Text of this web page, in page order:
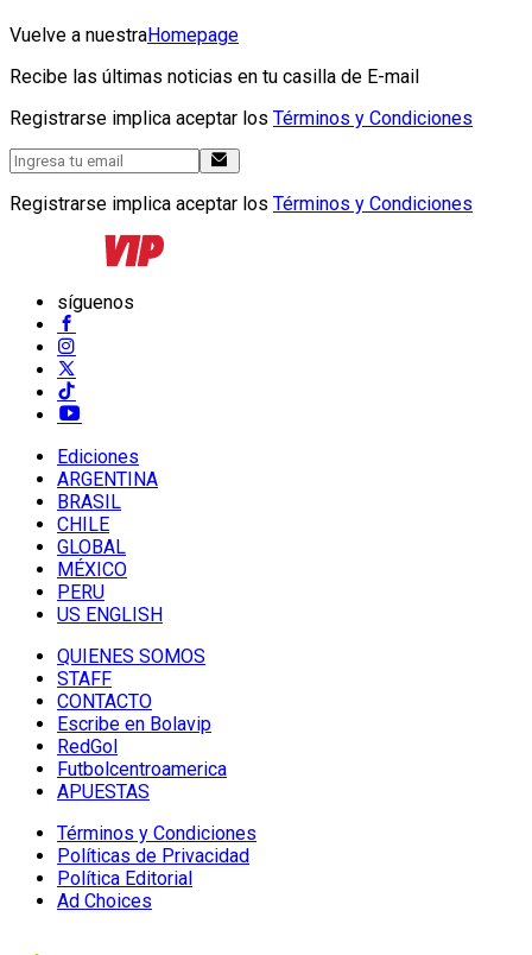
Vuelve a nuestraHomepage
Recibe las últimas noticias en tu casilla de E-mail
Registrarse implica aceptar los Términos y Condiciones
Registrarse implica aceptar los Términos y Condiciones
síguenos
Ediciones
ARGENTINA
BRASIL
CHILE
GLOBAL
MÉXICO
PERU
US ENGLISH
QUIENES SOMOS
STAFF
CONTACTO
Escribe en Bolavip
RedGol
Futbolcentroamerica
APUESTAS
Términos y Condiciones
Políticas de Privacidad
Política Editorial
Ad Choices